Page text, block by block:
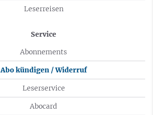
Leserreisen
Service
Abonnements
Abo kündigen / Widerruf
Leserservice
Abocard